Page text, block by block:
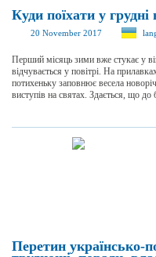
Куди поїхати у грудні
20 November 2017
Перший місяць зими вже стукає у
відчувається у повітрі. На
потихеньку заповнює весела
виступів на святах. Здається, що
Перетин українсько-